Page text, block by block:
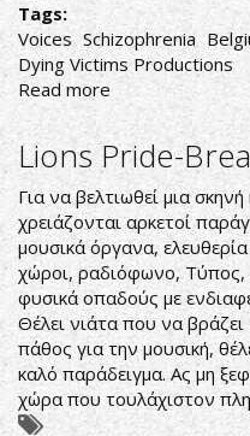
Tags:
Voices Schizophrenia
Dying Victims Productions
Read more about
ΣΧΙΖΟΦΡΕΝΗΣ
ΘΡΑΣΑΔΙΚΗ
ΜΑΝΙΑ
Lions Pride-
Για να βελτιωθεί μια
χρειάζονται αρκετοί
μουσικά όργανα,
χώροι, ραδιόφωνο, Τύπος,
φυσικά οπαδούς με
Θέλει νιάτα που να
πάθος για την μουσική,
καλό παράδειγμα. Ας μη
χώρα που τουλάχιστον